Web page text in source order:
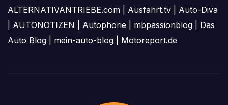
ALTERNATIVANTRIEBE.com
Ausfahrt.tv
Auto-Diva
AUTONOTIZEN Autophorie mbpassionblog
Das
Auto Blog
mein-auto-blog Motoreport.de